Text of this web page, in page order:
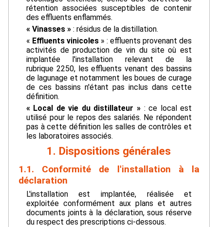
rétention associées susceptibles de contenir
des effluents enflammés.
« Vinasses »: résidus de la distillation.
« Effluents vinicoles» : effluents provenant des
activités de production de vin du site où est
implantée l'installation relevant de la
rubrique 2250, les effluents venant des bassins
de lagunage et notamment les boues de curage
de ces bassins n'étant pas inclus dans cette
définition.
« Local de vie du distillateur » : ce local est
utilisé pour le repos des salariés. Ne répondent
pas à cette définition les salles de contrôles et
les laboratoires associés.
1. Dispositions générales
1.1. Conformité de l'installation à la
déclaration
L'installation est implantée, réalisée et
exploitée conformément aux plans et autres
documents joints à la déclaration, sous réserve
du respect des prescriptions ci-dessous.